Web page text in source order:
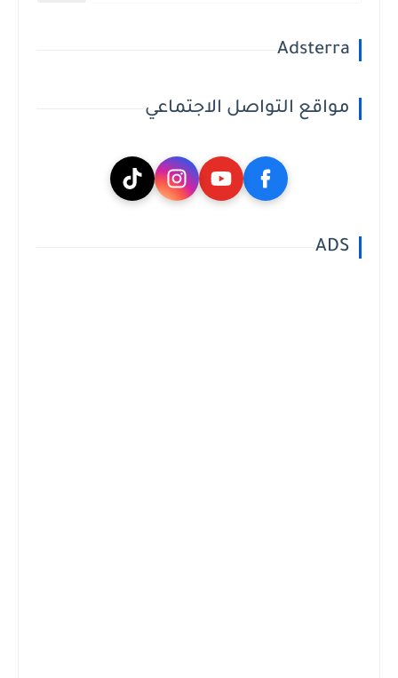
Adsterra
مواقع التواصل الاجتماعي
ADS